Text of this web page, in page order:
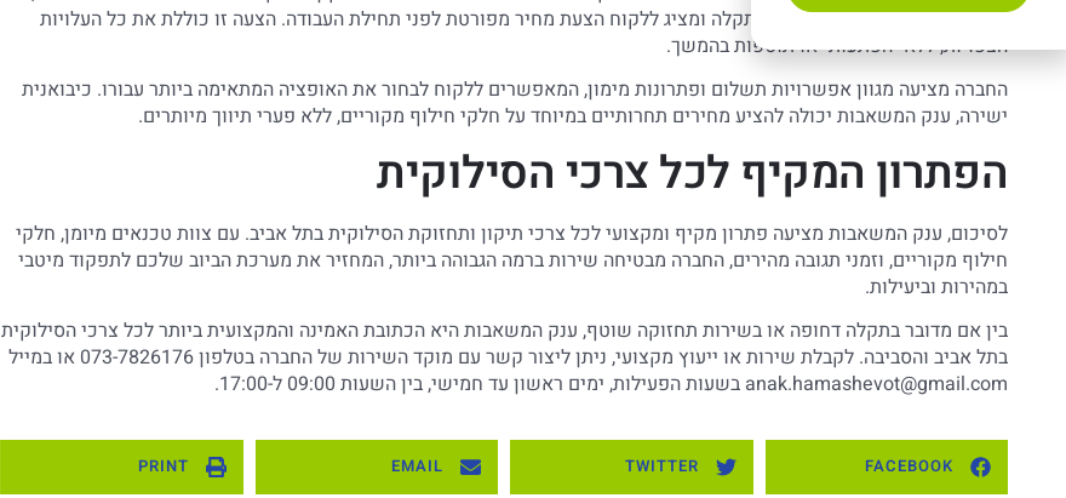
הטכנאי מבצע אבחון מקיף של התקלה ומציג ללקוח הצעת מחיר מפורטת לפני תחילת העבודה. הצעה זו כוללת את כל העלויות
הצפויות, ללא "הפתעות" או תוספות בהמשך.
החברה מציעה מגוון אפשרויות תשלום ופתרונות מימון, המאפשרים ללקוח לבחור את האופציה המתאימה ביותר עבורו. כיבואנית
ישירה, ענק המשאבות יכולה להציע מחירים תחרותיים במיוחד על חלקי חילוף מקוריים, ללא פערי תיווך מיותרים.
הפתרון המקיף לכל צרכי הסילוקית
לסיכום, ענק המשאבות מציעה פתרון מקיף ומקצועי לכל צרכי תיקון ותחזוקת הסילוקית בתל אביב. עם צוות טכנאים מיומן, חלקי
חילוף מקוריים, וזמני תגובה מהירים, החברה מבטיחה שירות ברמה הגבוהה ביותר, המחזיר את מערכת הביוב שלכם לתפקוד מיטבי
במהירות וביעילות.
בין אם מדובר בתקלה דחופה או בשירות תחזוקה שוטף, ענק המשאבות היא הכתובת האמינה והמקצועית ביותר לכל צרכי הסילוקית
בתל אביב והסביבה. לקבלת שירות או ייעוץ מקצועי, ניתן ליצור קשר עם מוקד השירות של החברה בטלפון 073-7826176 או במייל
anak.hamashevot@gmail.com בשעות הפעילות, ימים ראשון עד חמישי, בין השעות 09:00 ל-17:00.
FACEBOOK
TWITTER
EMAIL
PRINT